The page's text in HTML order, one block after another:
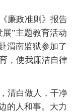
廉政准则》报告
”主题教育活动
渭南监狱参加了
，使我廉洁自律
清白做人，干净
的人和事。大力